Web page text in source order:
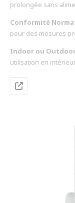
prolongée sans
Conformité
pour des mesures
Indoor ou
utilisation en